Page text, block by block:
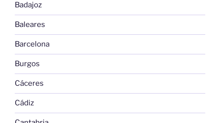
Badajoz
Baleares
Barcelona
Burgos
Cáceres
Cádiz